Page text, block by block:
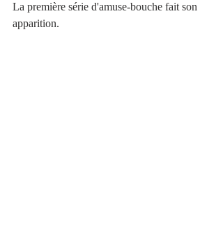
La première série d'amuse-bouche fait son
apparition.